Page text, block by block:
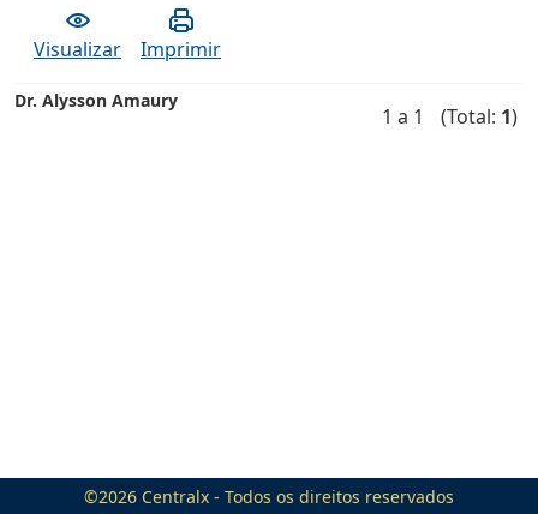
Visualizar Imprimir
Dr. Alysson Amaury
1 a 1 (Total: 1)
©2026 Centralx - Todos os direitos reservados